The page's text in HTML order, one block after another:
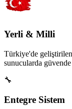
Yerli & Milli
Türkiye'de
sunucularda
🔧
Entegre Sistem